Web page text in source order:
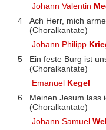
Johann Valentin
4
Ach Herr, mich
(Choralkantate)
Johann Philipp
5
Ein feste Burg ist
(Choralkantate)
Emanuel Kegel
6
Meinen Jesum lass
(Choralkantate)
Johann Samuel